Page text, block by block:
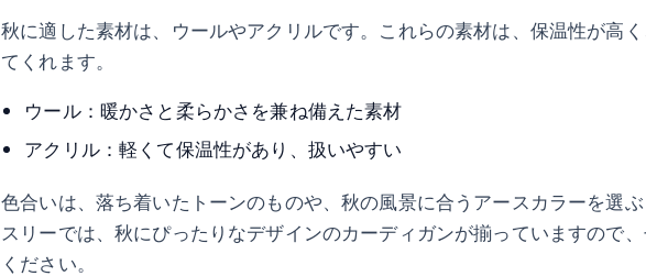
秋に適した素材は、ウールやアクリルです。これらの素材は、保温性が高
てくれます。
ウール：暖かさと柔らかさを兼ね備えた素材
アクリル：軽くて保温性があり、扱いやすい
色合いは、落ち着いたトーンのものや、秋の風景に合うアースカラーを選
スリーでは、秋にぴったりなデザインのカーディガンが揃っていますので
ください。